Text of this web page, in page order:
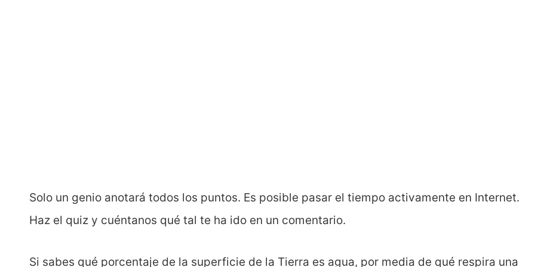
Solo un genio anotará todos los puntos. Es posible pasar el tiempo activamente en Internet.
Haz el quiz y cuéntanos qué tal te ha ido en un comentario.
Si sabes qué porcentaje de la superficie de la Tierra es agua, por media de qué respira una